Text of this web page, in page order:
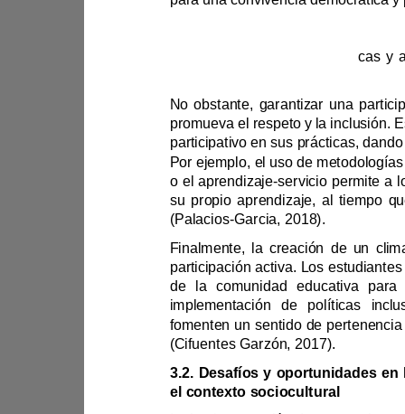
P
o el aprendizaje-
( Palaci os- Garcia , 2018).
implementaci
(Cifuentes Garzón, 2017).
el contexto sociocultural